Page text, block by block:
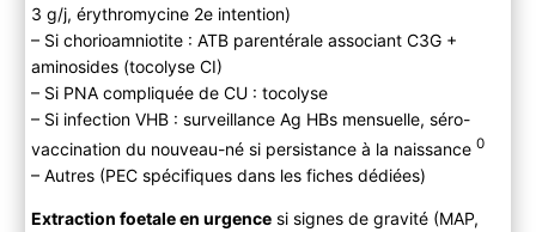
3 g/j, érythromycine 2e intention)
– Si chorioamniotite : ATB parentérale associant C3G +
aminosides (tocolyse CI)
– Si PNA compliquée de CU : tocolyse
– Si infection VHB : surveillance Ag HBs mensuelle, séro-
vaccination du nouveau-né si persistance à la naissance 0
– Autres (PEC spécifiques dans les fiches dédiées)
Extraction foetale en urgencesi signes de gravité (MAP,